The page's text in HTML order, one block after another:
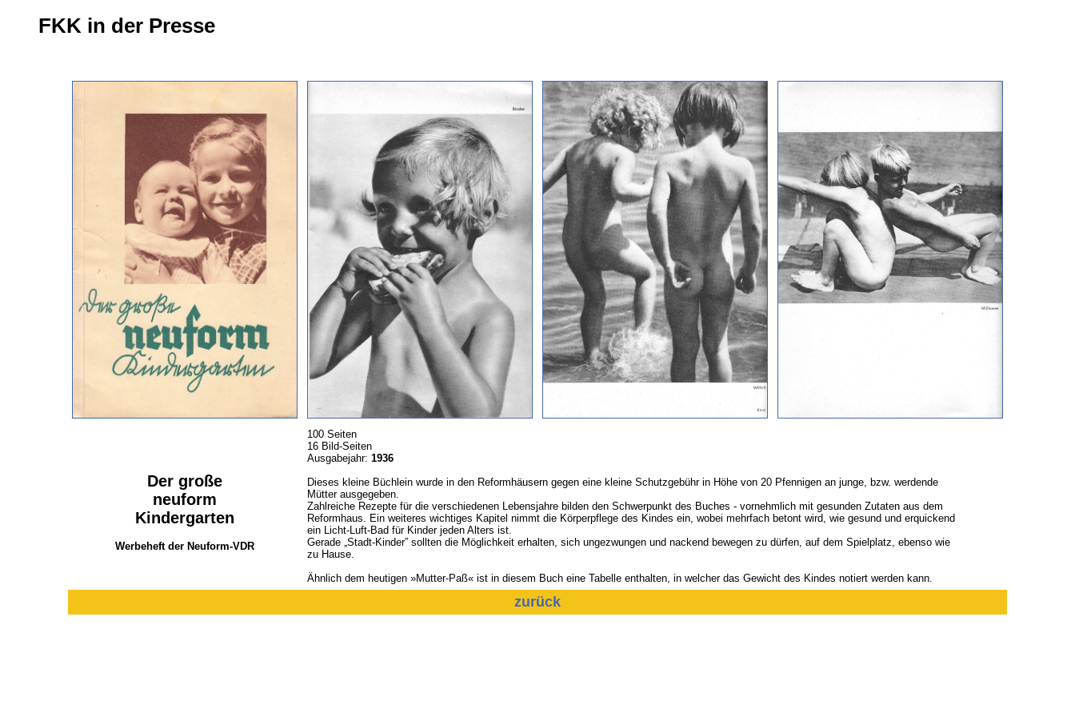
FKK in der Presse
Der große
neuform
Kindergarten
Werbeheft der Neuform-VDR
100 Seiten
16 Bild-Seiten
Ausgabejahr: 1936
Dieses kleine Büchlein wurde in den Reformhäusern gegen eine kleine Schutzgebühr in Höhe von 20 Pfennigen an junge, bzw. werdende
Mütter ausgegeben.
Zahlreiche Rezepte für die verschiedenen Lebensjahre bilden den Schwerpunkt des Buches - vornehmlich mit gesunden Zutaten aus dem
Reformhaus. Ein weiteres wichtiges Kapitel nimmt die Körperpflege des Kindes ein, wobei mehrfach betont wird, wie gesund und erquickend
ein Licht-Luft-Bad für Kinder jeden Alters ist.
Gerade „Stadt-Kinder” sollten die Möglichkeit erhalten, sich ungezwungen und nackend bewegen zu dürfen, auf dem Spielplatz, ebenso wie
zu Hause.
Ähnlich dem heutigen »Mutter-Paß« ist in diesem Buch eine Tabelle enthalten, in welcher das Gewicht des Kindes notiert werden kann.
zurück